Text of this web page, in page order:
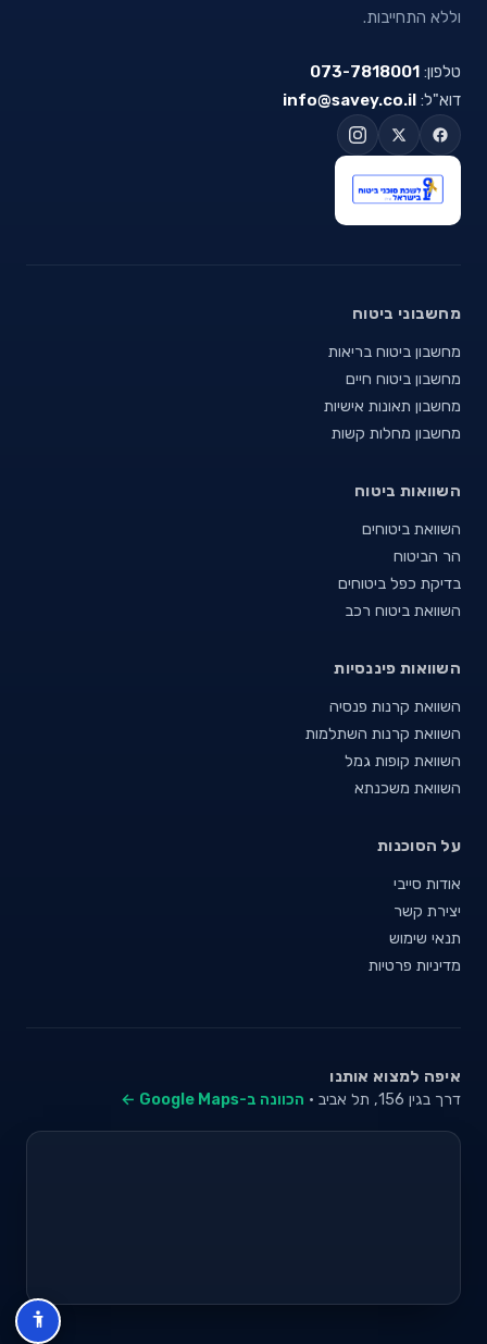
וללא התחייבות.
טלפון: 073-7818001
דוא"ל: info@savey.co.il
מחשבוני ביטוח
מחשבון ביטוח בריאות
מחשבון ביטוח חיים
מחשבון תאונות אישיות
מחשבון מחלות קשות
השוואות ביטוח
השוואת ביטוחים
הר הביטוח
בדיקת כפל ביטוחים
השוואת ביטוח רכב
השוואות פיננסיות
השוואת קרנות פנסיה
השוואת קרנות השתלמות
השוואת קופות גמל
השוואת משכנתא
על הסוכנות
אודות סייבי
יצירת קשר
תנאי שימוש
מדיניות פרטיות
איפה למצוא אותנו
דרך בגין 156, תל אביב · הכוונה ב-Google Maps ←